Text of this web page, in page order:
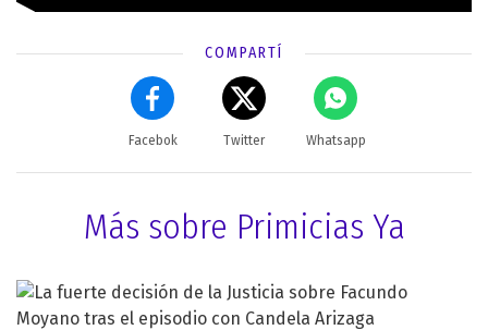
COMPARTÍ
Facebok Twitter Whatsapp
Más sobre Primicias Ya